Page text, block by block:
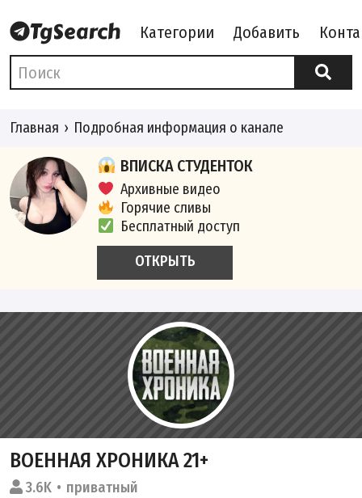
Категории Добавить
Главная Подробная информация о канале
ВПИСКА СТУДЕНТОК
Архивные видео
Горячие сливы
Бесплатный доступ
ОТКРЫТЬ
ВОЕННАЯ ХРОНИКА 21+
3.6K
приватный